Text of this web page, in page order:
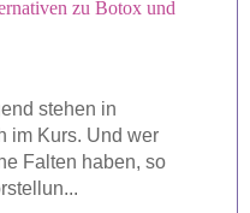
zu Botox und
stehen in
im Kurs. Und wer
Falten haben, so